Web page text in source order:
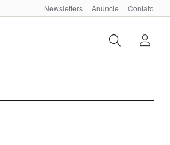
Newsletters Anuncie Contato